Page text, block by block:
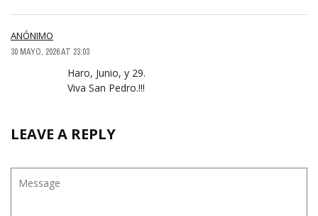
ANÓNIMO
30 MAYO, 2026 AT 23:03
Haro, Junio, y 29.
Viva San Pedro.!!!
LEAVE A REPLY